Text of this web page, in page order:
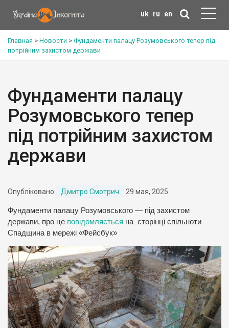
uk ru en
Главная > Новости > Фундаменти палацу Розумовського тепер під
потрійним захистом держави
Фундаменти палацу
Розумовського тепер
під потрійним захистом
держави
Опубліковано Дмитро Смотрич 29 мая, 2025
Фундаменти палацу Розумовського — під захистом
держави, про це повідомляється на сторінці спільноти
Спадщина в мережі «Фейсбук»